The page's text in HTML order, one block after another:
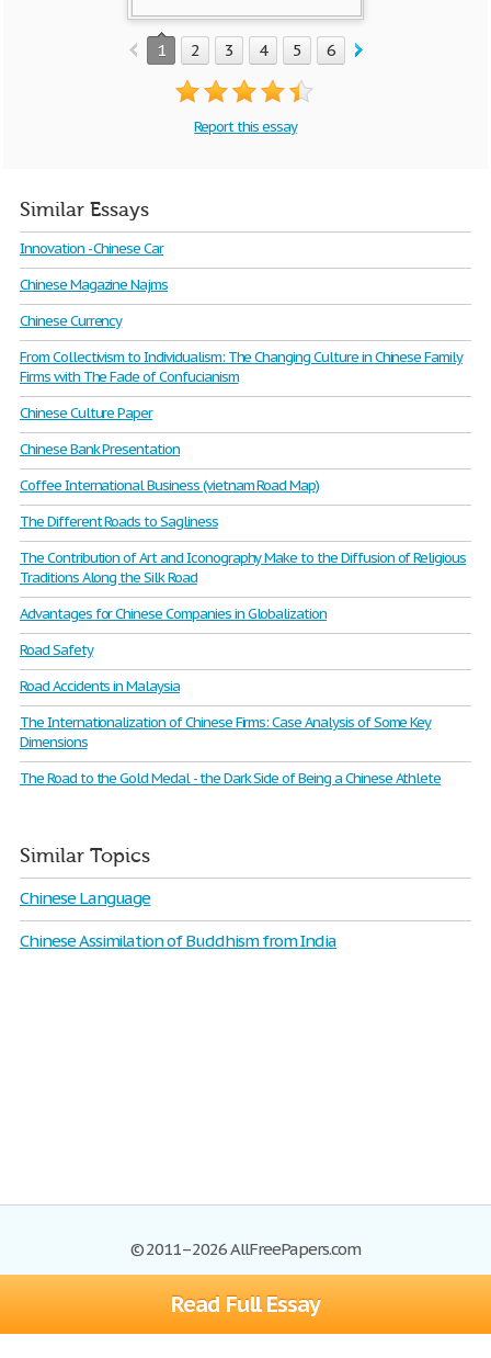
Read Full Essay
1 2 3 4 5 6 7
Report this essay
Similar Essays
Innovation - Chinese Car
Chinese Magazine Najms
Chinese Currency
From Collectivism to Individualism: The Changing Culture in Chinese Family
Firms with The Fade of Confucianism
Chinese Culture Paper
Chinese Bank Presentation
Coffee International Business (vietnam Road Map)
The Different Roads to Sagliness
The Contribution of Art and Iconography Make to the Diffusion of Religious
Traditions Along the Silk Road
Advantages for Chinese Companies in Globalization
Road Safety
Road Accidents in Malaysia
The Internationalization of Chinese Firms: Case Analysis of Some Key
Dimensions
The Road to the Gold Medal - the Dark Side of Being a Chinese Athlete
Similar Topics
Chinese Language
Chinese Assimilation of Buddhism from India
© 2011–2026 AllFreePapers.com
Blog